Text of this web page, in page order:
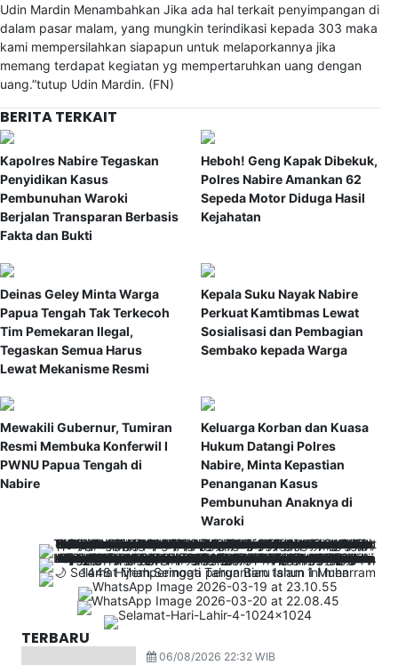
Udin Mardin Menambahkan Jika ada hal terkait penyimpangan di
dalam pasar malam, yang mungkin terindikasi kepada 303 maka
kami mempersilahkan siapapun untuk melaporkannya jika
memang terdapat kegiatan yg mempertaruhkan uang dengan
uang.”tutup Udin Mardin. (FN)
BERITA TERKAIT
Kapolres Nabire Tegaskan
Penyidikan Kasus
Pembunuhan Waroki
Berjalan Transparan Berbasis
Fakta dan Bukti
Heboh! Geng Kapak Dibekuk,
Polres Nabire Amankan 62
Sepeda Motor Diduga Hasil
Kejahatan
Deinas Geley Minta Warga
Papua Tengah Tak Terkecoh
Tim Pemekaran Ilegal,
Tegaskan Semua Harus
Lewat Mekanisme Resmi
Kepala Suku Nayak Nabire
Perkuat Kamtibmas Lewat
Sosialisasi dan Pembagian
Sembako kepada Warga
Mewakili Gubernur, Tumiran
Resmi Membuka Konferwil I
PWNU Papua Tengah di
Nabire
Keluarga Korban dan Kuasa
Hukum Datangi Polres
Nabire, Minta Kepastian
Penanganan Kasus
Pembunuhan Anaknya di
Waroki
TERBARU
06/08/2026 22:32 WIB